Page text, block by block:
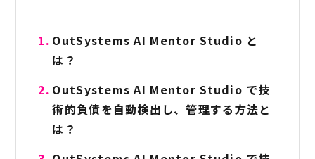
OutSystems AI Mentor Studio と
は？
OutSystems AI Mentor Studio で技
術的負債を自動検出し、管理する方法と
は？